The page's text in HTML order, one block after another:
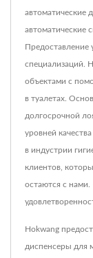
автоматические
автоматические
Предоставление
специализаций.
объектами с
в туалетах.
долгосрочной
уровней
в индустрии
клиентов,
остаются с
Hokwang
диспенсеры для